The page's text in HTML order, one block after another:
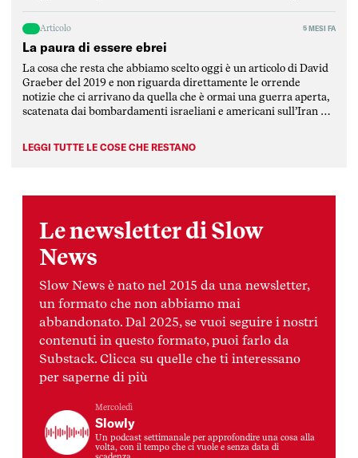
Sicilia. L’inchiesta è stata scritta […]
Articolo 5 MESI FA
La paura di essere ebrei
La cosa che resta che abbiamo scelto oggi è un articolo di David
Graeber del 2019 e non riguarda direttamente le orrende
notizie che ci arrivano da quella che è ormai una guerra aperta,
scatenata dai bombardamenti israeliani e americani sull’Iran e
LEGGI TUTTE LE COSE CHE RESTANO
Le newsletter di Slow
News
Slow News è nato nel 2015 da una newsletter,
un formato che non abbiamo mai
abbandonato. Dal 2025, se vuoi seguire i nostri
contenuti in questo formato, puoi farlo da
Substack. Clicca su quelle che ti interessano
per saperne di più
Mercoledì
Slowly
Un podcast settimanale per approfondire una cosa alla
volta, con il tempo che ci vuole e senza data di